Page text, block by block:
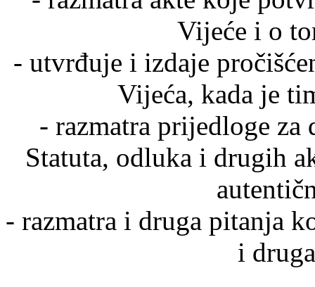
Vijeće i o
- utvrđuje i izdaje
Vijeća, kada je
- razmatra prijedloge za
Statuta, odluka i drugih
- razmatra i druga pitanja
i